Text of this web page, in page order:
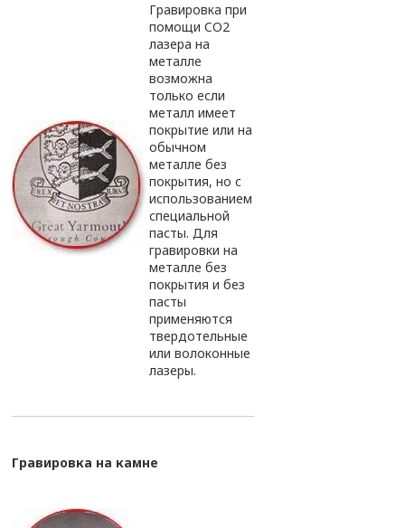
Гравировка при
помощи CO2
лазера на
металле
возможна
только если
металл имеет
покрытие или на
обычном
металле без
покрытия, но с
использованием
специальной
пасты. Для
гравировки на
металле без
покрытия и без
пасты
применяются
твердотельные
или волоконные
лазеры.
Гравировка на камне